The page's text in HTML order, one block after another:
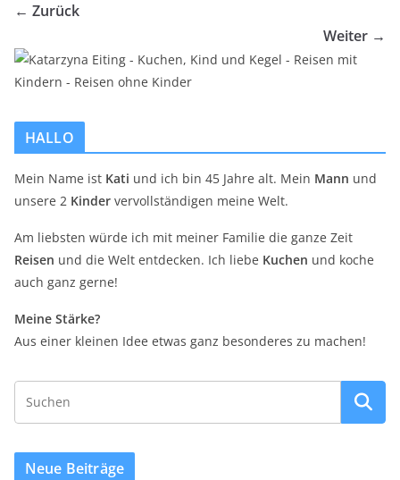
← Zurück
Weiter →
HALLO
Mein Name ist Kati und ich bin 45 Jahre alt. Mein Mann und
unsere 2 Kinder vervollständigen meine Welt.
Am liebsten würde ich mit meiner Familie die ganze Zeit
Reisen und die Welt entdecken. Ich liebe Kuchen und koche
auch ganz gerne!
Meine Stärke?
Aus einer kleinen Idee etwas ganz besonderes zu machen!
Neue Beiträge